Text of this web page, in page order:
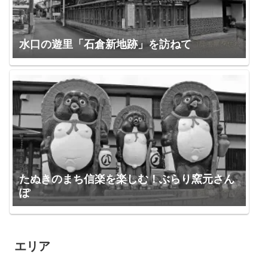
水口の遊里「石倉新地跡」を訪ねて
たぬきのまち信楽を楽しむ！ぶらり窯元さん
ぽ
エリア